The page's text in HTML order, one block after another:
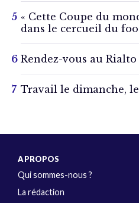
« Cette Coupe du
dans le cercueil du
Rendez-vous au Rialto
Travail le dimanche, le
A PROPOS
Qui sommes-nous ?
La rédaction